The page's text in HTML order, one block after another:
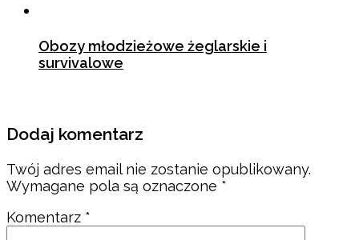
Obozy młodzieżowe żeglarskie i
survivalowe
Dodaj komentarz
Twój adres email nie zostanie opublikowany.
Wymagane pola są oznaczone *
Komentarz *